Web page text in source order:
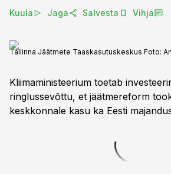
Kuula Jaga Salvesta Vihja
Tallinna Jäätmete Taaskasutuskeskus.Foto:
Kliimaministeerium toetab
ringlussevõttu, et jäätmereform
keskkonnale kasu ka Eesti